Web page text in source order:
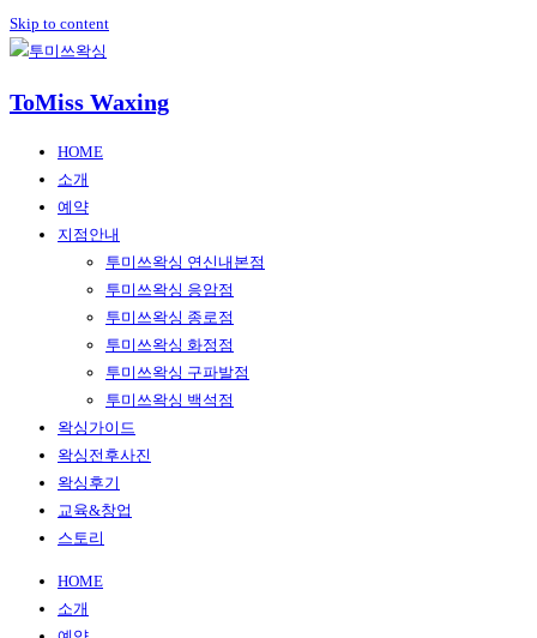
Skip to content
ToMiss Waxing
HOME
소개
예약
지점안내
투미쓰왁싱 연신내본점
투미쓰왁싱 응암점
투미쓰왁싱 종로점
투미쓰왁싱 화정점
투미쓰왁싱 구파발점
투미쓰왁싱 백석점
왁싱가이드
왁싱전후사진
왁싱후기
교육&창업
스토리
HOME
소개